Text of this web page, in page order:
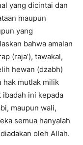
yang dicintai dan
maupun
yang
bahwa amalan
(raja’), tawakal,
hewan (dzabh)
hak mutlak milik
ini kepada
maupun wali,
semua hanyalah
oleh Allah.